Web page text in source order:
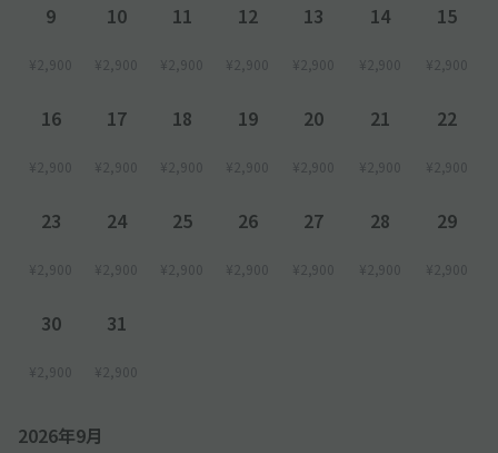
【その他注意事項】
慮ください。
9
¥2,900
10
¥2,900
11
¥2,900
12
¥2,900
13
¥2,900
14
¥2,900
15
¥2,900
16
¥2,900
17
¥2,900
18
¥2,900
19
¥2,900
20
¥2,900
21
¥2,900
22
¥2,900
23
¥2,900
24
¥2,900
25
¥2,900
26
¥2,900
27
¥2,900
28
¥2,900
29
¥2,900
30
¥2,900
31
¥2,900
2026年9月